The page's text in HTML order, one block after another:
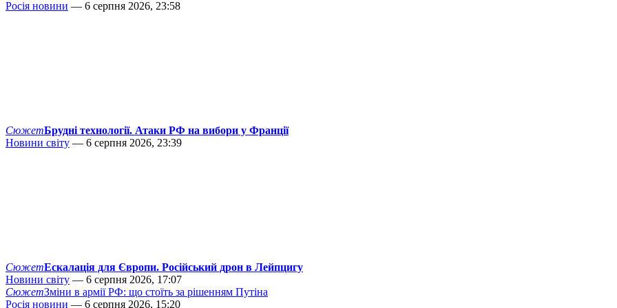
Росія новини — 6 серпня 2026, 23:58
СюжетБрудні технології. Атаки РФ на вибори у Франції
Новини світу — 6 серпня 2026, 23:39
СюжетЕскалація для Європи. Російський дрон в Лейпцигу
Новини світу — 6 серпня 2026, 17:07
СюжетЗміни в армії РФ: що стоїть за рішенням Путіна
Росія новини — 6 серпня 2026, 15:20